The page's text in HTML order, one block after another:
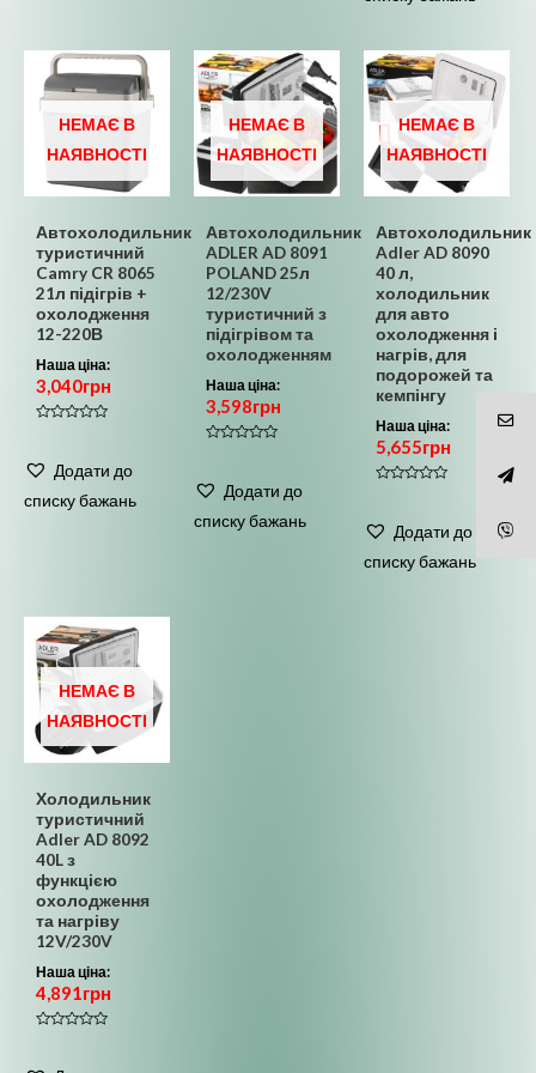
НЕМАЄ В
НАЯВНОСТІ
Автохолодильник
туристичний
Camry CR 8065
21л підігрів +
охолодження
12-220В
Наша ціна:
3,040грн
з
Додати до
списку бажань
НЕМАЄ В
НАЯВНОСТІ
Автохолодильник
ADLER AD 8091
POLAND 25л
12/230V
туристичний з
підігрівом та
охолодженням
Наша ціна:
3,598грн
з
Додати до
списку бажань
НЕМАЄ В
НАЯВНОСТІ
Автохолодильник
Adler AD 8090
40 л,
холодильник
для авто
охолодження і
нагрів, для
подорожей та
кемпінгу
Наша ціна:
5,655грн
з
Додати до
списку бажань
НЕМАЄ В
НАЯВНОСТІ
Холодильник
туристичний
Adler AD 8092
40L з
функцією
охолодження
та нагріву
12V/230V
Наша ціна:
4,891 грн